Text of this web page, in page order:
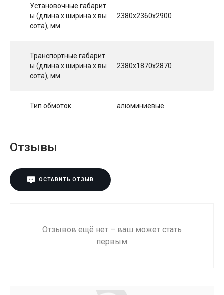
Установочные габарит
ы (длина х ширина х вы
сота), мм
2380х2360х2900
Транспортные габарит
ы (длина х ширина х вы
сота), мм
2380x1870x2870
Тип обмоток алюминиевые
Отзывы
ОСТАВИТЬ ОТЗЫВ
Отзывов ещё нет – ваш может стать
первым